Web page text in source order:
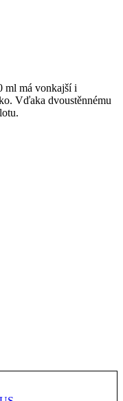
ml má vonkajší i
Vďaka dvoustěnnému